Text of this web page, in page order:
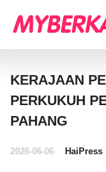
KERAJAAN
PERKUKUH
PAHANG
2026-06-06 HaiPress